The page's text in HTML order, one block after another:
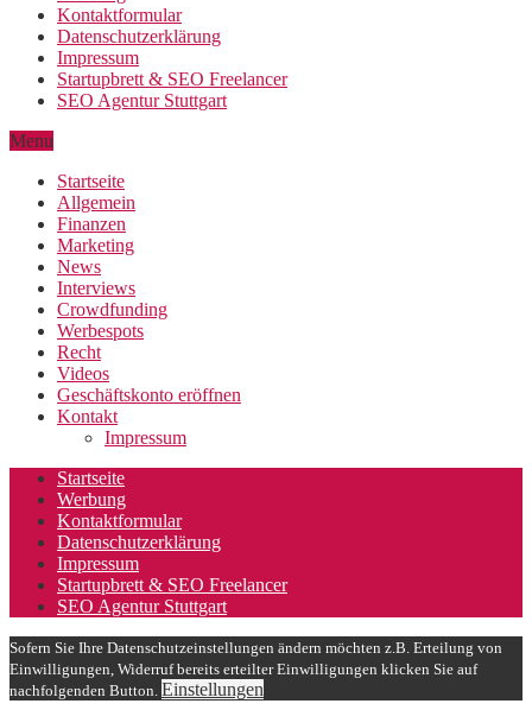
Kontaktformular
Datenschutzerklärung
Impressum
Startupbrett & SEO Freelancer
SEO Agentur Stuttgart
Menu
Startseite
Allgemein
Finanzen
Marketing
News
Interviews
Crowdfunding
Werbespots
Recht
Videos
Geschäftskonto eröffnen
Kontakt
Impressum
Startseite
Werbung
Kontaktformular
Datenschutzerklärung
Impressum
Startupbrett & SEO Freelancer
SEO Agentur Stuttgart
Sofern Sie Ihre Datenschutzeinstellungen ändern möchten z.B. Erteilung von
Einwilligungen, Widerruf bereits erteilter Einwilligungen klicken Sie auf
nachfolgenden Button. Einstellungen